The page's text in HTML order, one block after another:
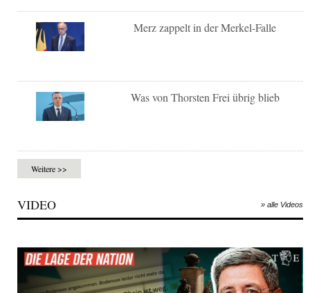
Merz zappelt in der Merkel-Falle
Was von Thorsten Frei übrig blieb
Weitere >>
VIDEO » alle Videos